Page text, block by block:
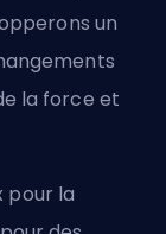
un
la force et
pour la